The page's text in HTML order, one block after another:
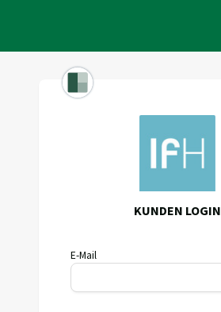
KUNDEN LOGIN
E-Mail